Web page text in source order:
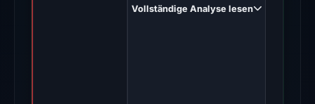
aauth-
Vollständige Analyse lesen